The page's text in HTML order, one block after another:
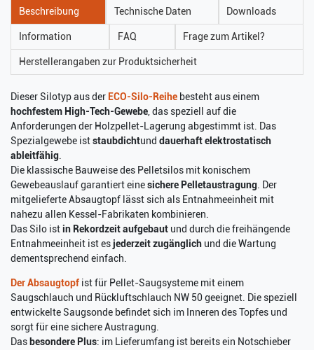
Beschreibung Technische Daten Downloads
Information FAQ Frage zum Artikel?
Herstellerangaben zur Produktsicherheit
Dieser Silotyp aus der ECO-Silo-Reihe besteht aus einem
hochfestem High-Tech-Gewebe, das speziell auf die
Anforderungen der Holzpellet-Lagerung abgestimmt ist. Das
Spezialgewebe iststaubdichtund dauerhaft elektrostatisch
ableitfähig.
Die klassische Bauweise des Pelletsilos mit konischem
Gewebeauslauf garantiert einesichere Pelletaustragung. Der
mitgelieferte Absaugtopf lässt sich als Entnahmeeinheit mit
nahezu allen Kessel-Fabrikaten kombinieren.
Das Silo istin Rekordzeit aufgebaut und durch die freihängende
Entnahmeeinheit ist esjederzeit zugänglich und die Wartung
dementsprechend einfach.
Der Absaugtopf ist für Pellet-Saugsysteme mit einem
Saugschlauch und Rückluftschlauch NW 50 geeignet. Die speziell
entwickelte Saugsonde befindet sich im Inneren des Topfes und
sorgt für eine sichere Austragung.
Das besondere Plus: im Lieferumfang ist bereits ein Notschieber